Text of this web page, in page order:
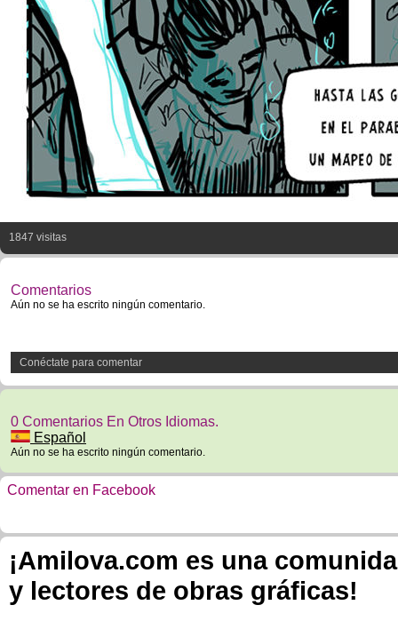
1847 visitas
Comentarios
Aún no se ha escrito ningún comentario.
Conéctate para comentar
0 Comentarios En Otros Idiomas.
Español
Aún no se ha escrito ningún comentario.
Comentar en Facebook
¡Amilova.com es una
y lectores de obras gráficas!